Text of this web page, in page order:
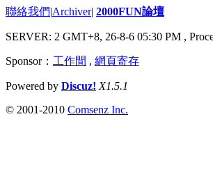
聯絡我們|Archiver| 2000FUN論壇
SERVER: 2 GMT+8, 26-8-6 05:30 PM ,
Sponsor： 工作間 , 網頁寄存
Powered by Discuz! X1.5.1
© 2001-2010 Comsenz Inc.